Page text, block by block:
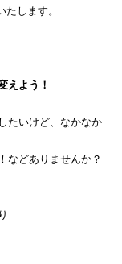
します。
えよう！
たいけど、なかなか
などありませんか？